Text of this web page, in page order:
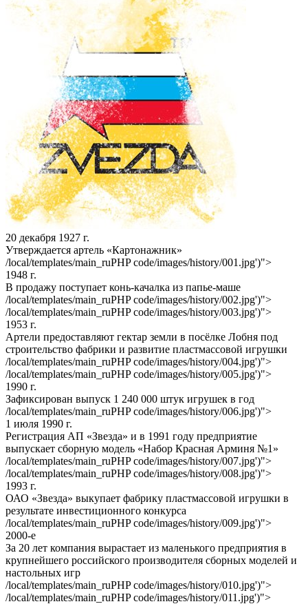
20 декабря 1927 г.
Утверждается артель «Картонажник»
/local/templates/main_ruPHP code/images/history/001.jpg')">
1948 г.
В продажу поступает конь-качалка из папье-маше
/local/templates/main_ruPHP code/images/history/002.jpg')">
/local/templates/main_ruPHP code/images/history/003.jpg')">
1953 г.
Артели предоставляют гектар земли в посёлке Лобня под
строительство фабрики и развитие пластмассовой игрушки
/local/templates/main_ruPHP code/images/history/004.jpg')">
/local/templates/main_ruPHP code/images/history/005.jpg')">
1990 г.
Зафиксирован выпуск 1 240 000 штук игрушек в год
/local/templates/main_ruPHP code/images/history/006.jpg')">
1 июля 1990 г.
Регистрация АП «Звезда» и в 1991 году предприятие
выпускает сборную модель «Набор Красная Арминя №1»
/local/templates/main_ruPHP code/images/history/007.jpg')">
/local/templates/main_ruPHP code/images/history/008.jpg')">
1993 г.
ОАО «Звезда» выкупает фабрику пластмассовой игрушки в
результате инвестиционного конкурса
/local/templates/main_ruPHP code/images/history/009.jpg')">
2000-е
За 20 лет компания вырастает из маленького предприятия в
крупнейшего российского производителя сборных моделей и
настольных игр
/local/templates/main_ruPHP code/images/history/010.jpg')">
/local/templates/main_ruPHP code/images/history/011.jpg')">